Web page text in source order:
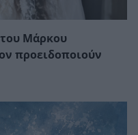
του Μάρκου
προειδοποιούν